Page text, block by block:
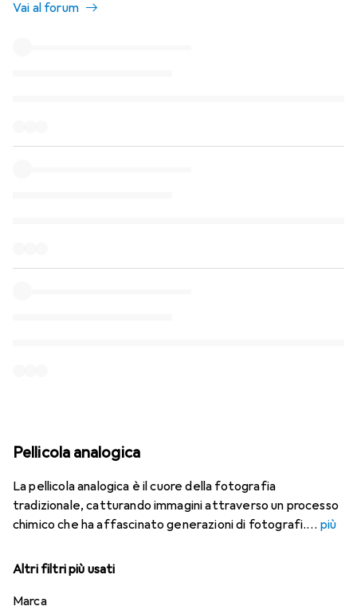
Vai al forum
Pellicola analogica
La pellicola analogica è il cuore della fotografia
tradizionale, catturando immagini attraverso un processo
chimico che ha affascinato generazioni di fotografi.
più
Altri filtri più usati
Marca